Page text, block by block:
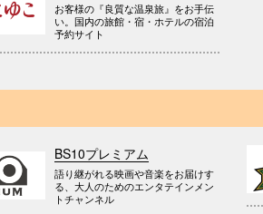
お客様の『良質な温泉旅』をお手伝
い。国内の旅館・宿・ホテルの宿泊
予約サイト
BS10プレミアム
語り継がれる映画や音楽をお届けす
る、大人のためのエンタテインメン
トチャンネル